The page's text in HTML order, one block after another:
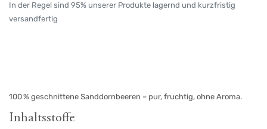
In der Regel sind 95% unserer Produkte lagernd und kurzfristig
versandfertig
100 % geschnittene Sanddornbeeren – pur, fruchtig, ohne Aroma.
Inhaltsstoffe